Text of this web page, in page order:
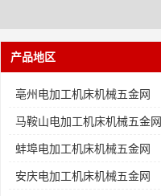
产品地区
亳州电加工机床机械五金网
马鞍山电加工机床机械五金网
蚌埠电加工机床机械五金网
安庆电加工机床机械五金网